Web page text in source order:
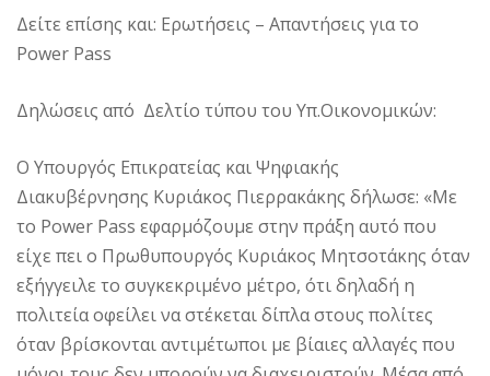
Δείτε επίσης και: Ερωτήσεις – Απαντήσεις για το
Power Pass
Δηλώσεις από Δελτίο τύπου του Υπ.Οικονομικών:
Ο Υπουργός Επικρατείας και Ψηφιακής
Διακυβέρνησης Κυριάκος Πιερρακάκης δήλωσε: «Με
το Power Pass εφαρμόζουμε στην πράξη αυτό που
είχε πει ο Πρωθυπουργός Κυριάκος Μητσοτάκης όταν
εξήγγειλε το συγκεκριμένο μέτρο, ότι δηλαδή η
πολιτεία οφείλει να στέκεται δίπλα στους πολίτες
όταν βρίσκονται αντιμέτωποι με βίαιες αλλαγές που